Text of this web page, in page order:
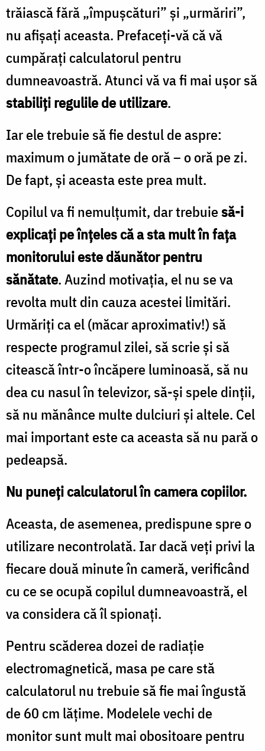
trăiască fără „împuşcături” şi „urmăriri”,
nu afişaţi aceasta. Prefaceţi-vă că vă
cumpăraţi calculatorul pentru
dumneavoastră. Atunci vă va fi mai uşor să
stabiliţi regulile de utilizare.
Iar ele trebuie să fie destul de aspre:
maximum o jumătate de oră – o oră pe zi.
De fapt, şi aceasta este prea mult.
Copilul va fi nemulţumit, dar trebuiesă-i
explicaţi pe înţeles că a sta mult în faţa
monitorului este dăunător pentru
sănătate. Auzind motivaţia, el nu se va
revolta mult din cauza acestei limitări.
Urmăriţi ca el (măcar aproximativ!) să
respecte programul zilei, să scrie şi să
citească într-o încăpere luminoasă, să nu
dea cu nasul în televizor, să-şi spele dinţii,
să nu mănânce multe dulciuri şi altele. Cel
mai important este ca aceasta să nu pară o
pedeapsă.
Nu puneţi calculatorul în camera copiilor.
Aceasta, de asemenea, predispune spre o
utilizare necontrolată. Iar dacă veţi privi la
fiecare două minute în cameră, verificând
cu ce se ocupă copilul dumneavoastră, el
va considera că îl spionaţi.
Pentru scăderea dozei de radiaţie
electromagnetică, masa pe care stă
calculatorul nu trebuie să fie mai îngustă
de 60 cm lăţime. Modelele vechi de
monitor sunt mult mai obositoare pentru